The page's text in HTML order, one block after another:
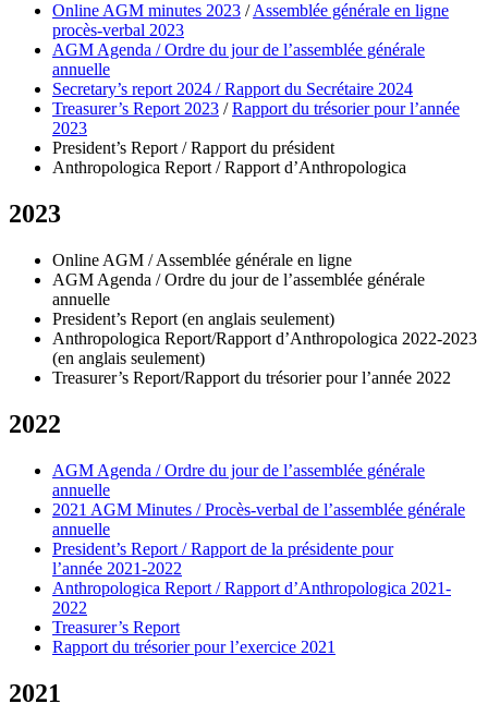
Online AGM minutes 2023 /Assemblée générale en ligne
procès-verbal 2023
AGM Agenda / Ordre du jour de l’assemblée générale
annuelle
Secretary’s report 2024 / Rapport du Secrétaire 2024
Treasurer’s Report 2023 /Rapport du trésorier pour l’année
2023
President’s Report / Rapport du président
Anthropologica Report / Rapport d’Anthropologica
2023
Online AGM / Assemblée générale en ligne
AGM Agenda / Ordre du jour de l’assemblée générale
annuelle
President’s Report (en anglais seulement)
Anthropologica Report/Rapport d’Anthropologica 2022-2023
(en anglais seulement)
Treasurer’s Report/Rapport du trésorier pour l’année 2022
2022
AGM Agenda / Ordre du jour de l’assemblée générale
annuelle
2021 AGM Minutes / Procès-verbal de l’assemblée générale
annuelle
President’s Report / Rapport de la présidente pour
l’année 2021-2022
Anthropologica Report / Rapport d’Anthropologica 2021-
2022
Treasurer’s Report
Rapport du trésorier pour l’exercice 2021
2021